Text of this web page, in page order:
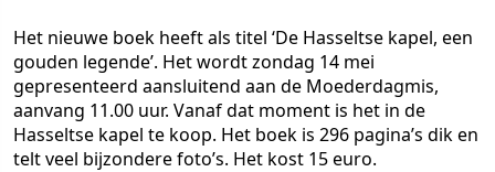
Het nieuwe boek heeft als titel ‘De Hasseltse kapel, een
gouden legende’. Het wordt zondag 14 mei
gepresenteerd aansluitend aan de Moederdagmis,
aanvang 11.00 uur. Vanaf dat moment is het in de
Hasseltse kapel te koop. Het boek is 296 pagina’s dik en
telt veel bijzondere foto’s. Het kost 15 euro.